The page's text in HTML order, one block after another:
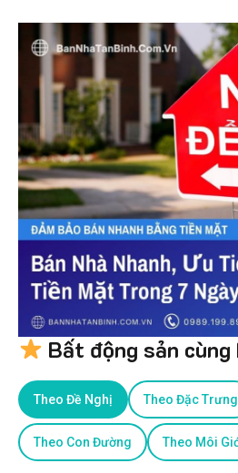
Bất động sản cùng
Theo Đề Nghị Theo Đặc Trưng
Theo Con Đường Theo Môi